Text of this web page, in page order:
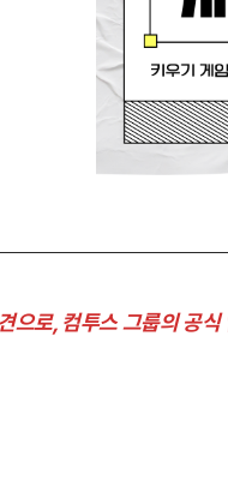
으로, 컴투스 그룹의 공